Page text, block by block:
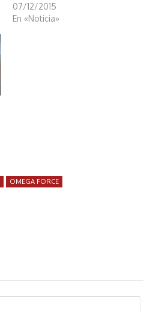
07/12/2015
En «Noticia»
OMEGA FORCE